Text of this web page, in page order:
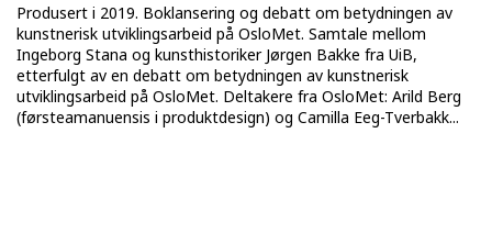
Produsert i 2019. Boklansering og debatt om betydningen av
kunstnerisk utviklingsarbeid på OsloMet. Samtale mellom
Ingeborg Stana og kunsthistoriker Jørgen Bakke fra UiB,
etterfulgt av en debatt om betydningen av kunstnerisk
utviklingsarbeid på OsloMet. Deltakere fra OsloMet: Arild Berg
(førsteamanuensis i produktdesign) og Camilla Eeg-Tverbakk...